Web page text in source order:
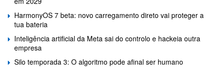
HarmonyOS 7 beta: novo carregamento direto vai proteger a
tua bateria
Inteligência artificial da Meta sai do controlo e hackeia outra
empresa
Silo temporada 3: O algoritmo pode afinal ser humano